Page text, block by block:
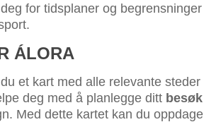
for tidsplaner og begrensninger
ÁLORA
et kart med alle relevante steder
deg med å planlegge ditt besøk
Med dette kartet kan du oppdage